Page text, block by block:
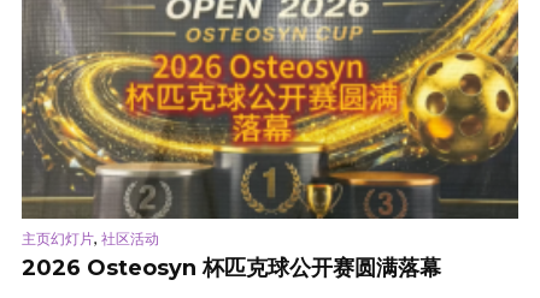
主页幻灯片, 社区活动
2026 Osteosyn 杯匹克球公开赛圆满落幕